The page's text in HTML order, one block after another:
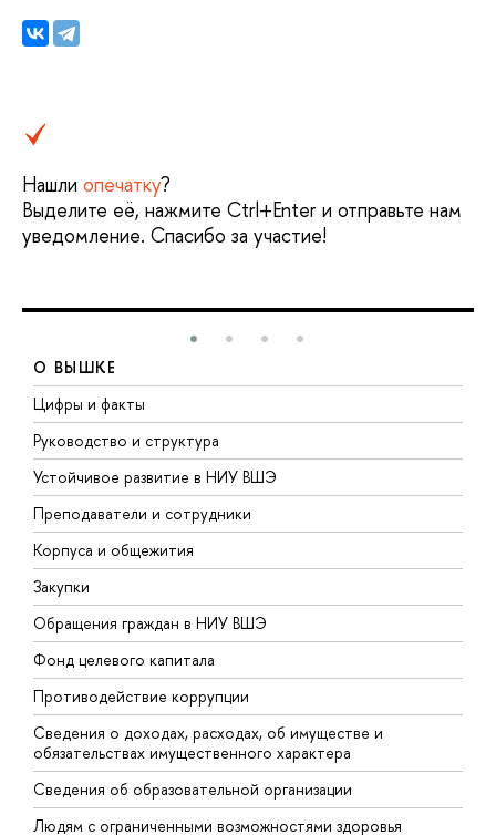
Нашли опечатку?
Выделите её, нажмите Ctrl+Enter и отправьте нам
уведомление. Спасибо за участие!
О ВЫШКЕ
Цифры и факты
Руководство и структура
Устойчивое развитие в НИУ ВШЭ
Преподаватели и сотрудники
Корпуса и общежития
Закупки
Обращения граждан в НИУ ВШЭ
Фонд целевого капитала
Противодействие коррупции
Сведения о доходах, расходах, об имуществе и
обязательствах имущественного характера
Сведения об образовательной организации
Людям с ограниченными возможностями здоровья